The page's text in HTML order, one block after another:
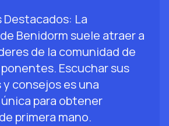
La
Benidorm suele atraer a
de la comunidad de
Escuchar sus
consejos es una
para obtener
primera mano.